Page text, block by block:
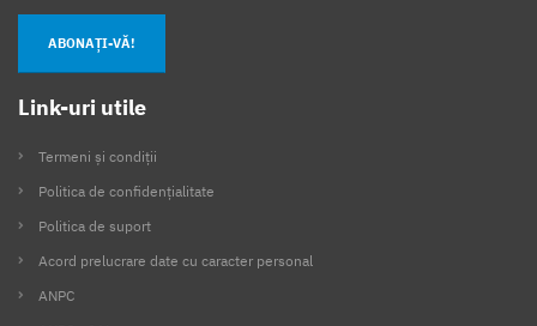
ABONAȚI-VĂ!
Link-uri utile
Termeni și condiții
Politica de confidențialitate
Politica de suport
Acord prelucrare date cu caracter personal
ANPC